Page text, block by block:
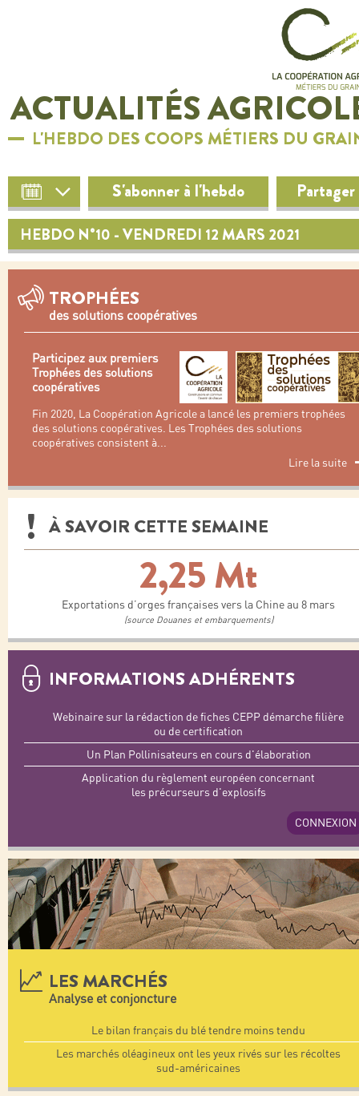
ACTUALITÉS
L'HEBDO DES COOPS MÉTIERS DU
S'abonner à l'hebdo Partager
HEBDO N°10 - VENDREDI 12 MARS 2021
TROPHÉES
des solutions coopératives
Participez aux premiers
Trophées des solutions
coopératives
Fin 2020, La Coopération Agricole a lancé les premiers trophées
des solutions coopératives. Les Trophées des solutions
coopératives consistent à...
Lire la suite
À SAVOIR CETTE SEMAINE
2,25 Mt
Exportations d’orges françaises vers la Chine au 8 mars
(source Douanes et embarquements)
INFORMATIONS ADHÉRENTS
Webinaire sur la rédaction de fiches CEPP démarche filière
ou de certification
Un Plan Pollinisateurs en cours d'élaboration
Application du règlement européen concernant
les précurseurs d'explosifs
CONNEXION
LES MARCHÉS
Analyse et conjoncture
Le bilan français du blé tendre moins tendu
Les marchés oléagineux ont les yeux rivés sur les récoltes
sud-américaines